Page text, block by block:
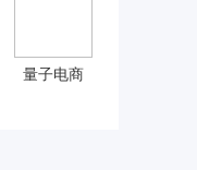
量子电商